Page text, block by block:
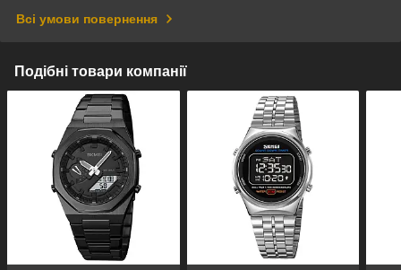
Всі умови повернення
Подібні товари компанії